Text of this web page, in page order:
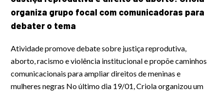
organiza grupo focal com comunicadoras para
debater o tema
Atividade promove debate sobre justiça reprodutiva,
aborto, racismo e violência institucional e propõe caminhos
comunicacionais para ampliar direitos de meninas e
mulheres negras No último dia 19/01, Criola organizou um